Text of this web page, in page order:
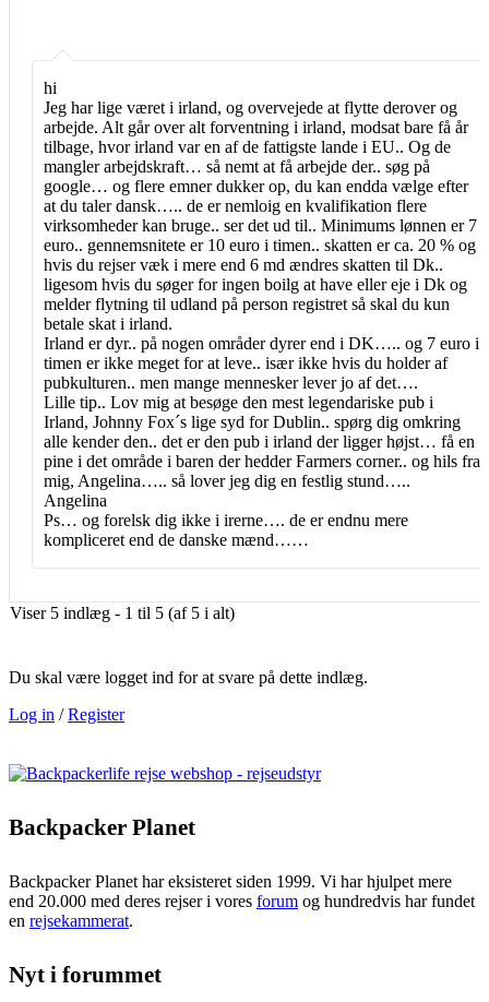
hi
Jeg har lige været i irland, og overvejede at flytte derover og
arbejde. Alt går over alt forventning i irland, modsat bare få år
tilbage, hvor irland var en af de fattigste lande i EU.. Og de
mangler arbejdskraft… så nemt at få arbejde der.. søg på
google… og flere emner dukker op, du kan endda vælge efter
at du taler dansk….. de er nemloig en kvalifikation flere
virksomheder kan bruge.. ser det ud til.. Minimums lønnen er 7
euro.. gennemsnitete er 10 euro i timen.. skatten er ca. 20 % og
hvis du rejser væk i mere end 6 md ændres skatten til Dk..
ligesom hvis du søger for ingen boilg at have eller eje i Dk og
melder flytning til udland på person registret så skal du kun
betale skat i irland.
Irland er dyr.. på nogen områder dyrer end i DK….. og 7 euro i
timen er ikke meget for at leve.. især ikke hvis du holder af
pubkulturen.. men mange mennesker lever jo af det….
Lille tip.. Lov mig at besøge den mest legendariske pub i
Irland, Johnny Fox´s lige syd for Dublin.. spørg dig omkring
alle kender den.. det er den pub i irland der ligger højst… få en
pine i det område i baren der hedder Farmers corner.. og hils fra
mig, Angelina….. så lover jeg dig en festlig stund…..
Angelina
Ps… og forelsk dig ikke i irerne…. de er endnu mere
kompliceret end de danske mænd……
Viser 5 indlæg - 1 til 5 (af 5 i alt)
Du skal være logget ind for at svare på dette indlæg.
Log in /Register
Backpacker Planet
Backpacker Planet har eksisteret siden 1999. Vi har hjulpet mere
end 20.000 med deres rejser i vores forum og hundredvis har fundet
en rejsekammerat.
Nyt i forummet